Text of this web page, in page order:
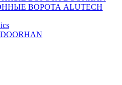
ВОРОТА ALUTECH